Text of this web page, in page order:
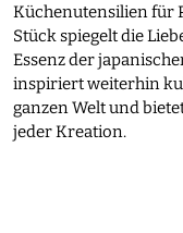
Küchenutensilien für
Stück spiegelt die
Essenz der
inspiriert weiterhin
ganzen Welt und
jeder Kreation.